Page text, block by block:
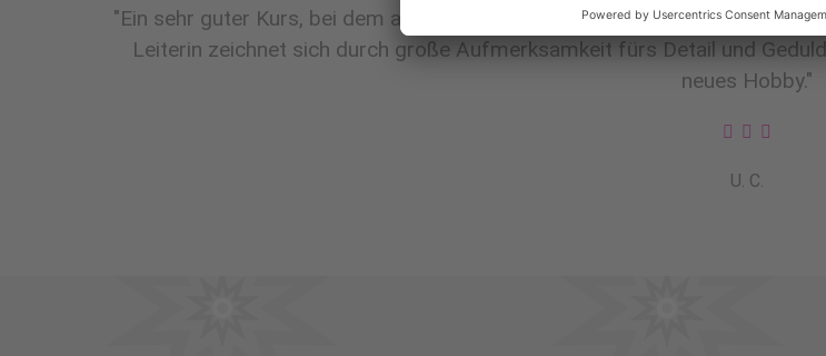
"Ein sehr guter Kurs, bei dem auf jeden einzelnen Teilnehmer und dessen
Leiterin zeichnet sich durch große Aufmerksamkeit fürs Detail und
neues Hobby."
U. C.